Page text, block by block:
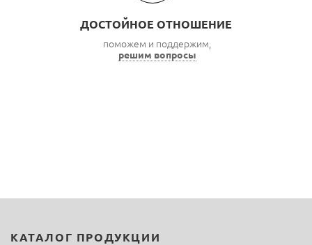
ДОСТОЙНОЕ ОТНОШЕНИЕ
поможем и поддержим,
решим вопросы
КАТАЛОГ ПРОДУКЦИИ